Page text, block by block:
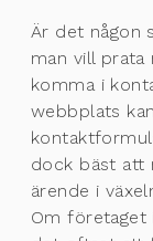
Är det någon
man vill prata
komma i
webbplats
dock bäst att
ärende i
Om företaget